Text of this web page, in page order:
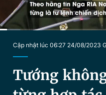
Chào ngày mới
Video
Đăng xuất
Cập nhật lúc 06:27 24/08/2023
Tướng